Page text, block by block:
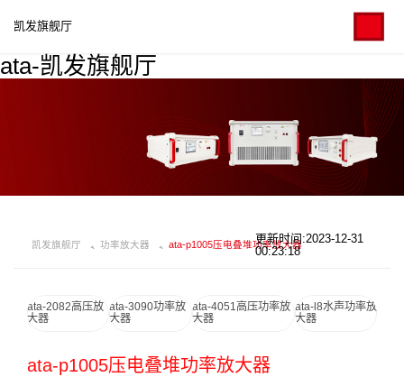
ata-凯发旗舰厅
凯发旗舰厅
凯发旗舰厅 功率放大器 ata-p1005压电叠堆功率放大器更新时间:2023-12-31
00:23:18
ata-2082高压放
大器
ata-3090功率放
大器
ata-4051高压功率放
大器
ata-l8水声功率放
大器
ata-p1005压电叠堆功率放大器